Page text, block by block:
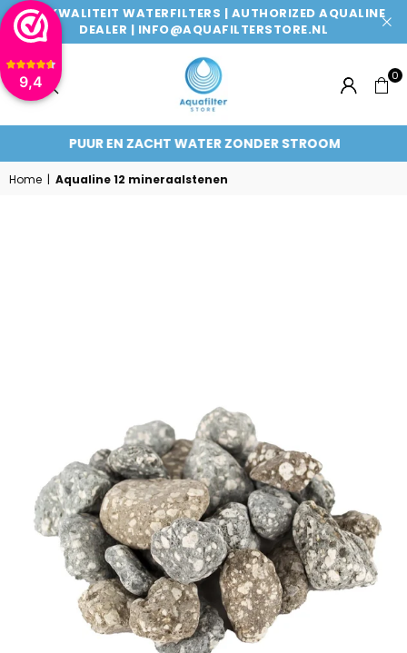
9,4
TOPKWALITEIT WATERFILTERS | AUTHORIZED AQUALINE
DEALER | INFO@AQUAFILTERSTORE.NL
AQUAFILTERSTORE
0
PUUR EN ZACHT WATER ZONDER STROOM
Home | Aqualine 12 mineraalstenen